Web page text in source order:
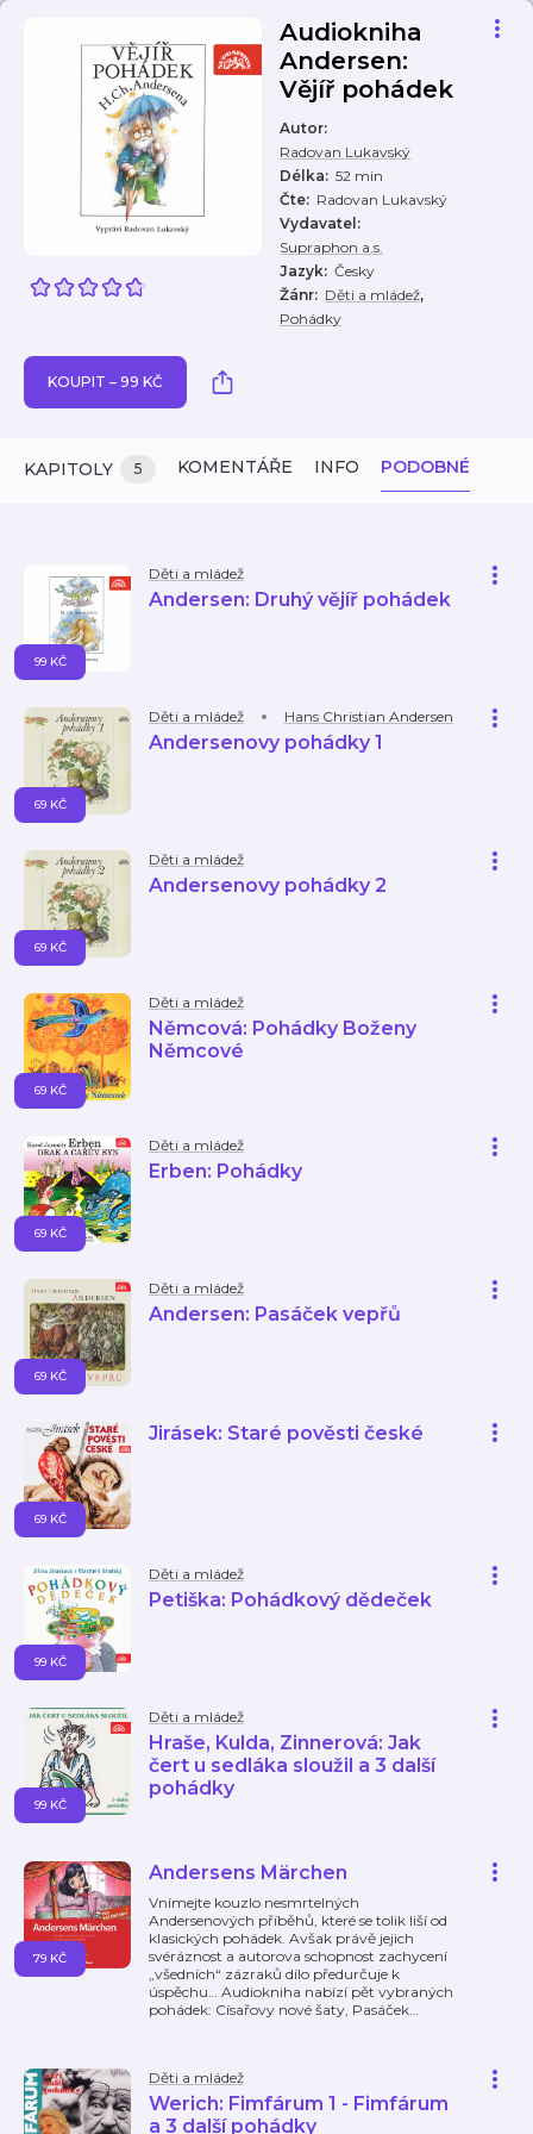
Audiokniha
Andersen:
Vějíř pohádek
Autor:
Radovan Lukavský
Délka: 52 min
Čte: Radovan Lukavský
Vydavatel :
Supraphon a.s.
Jazyk: Česky
Žánr: Děti a mládež,
Pohádky
KOUPIT – 99 KČ
KAPITOLY 5 KOMENTÁŘE INFO PODOBNÉ
Děti a mládež
Andersen: Druhý vějíř pohádek
99 KČ
Děti a mládež Hans Christian Andersen
Andersenovy pohádky 1
69 KČ
Děti a mládež
Andersenovy pohádky 2
69 KČ
Děti a mládež
Němcová: Pohádky Boženy
Němcové
69 KČ
Děti a mládež
Erben: Pohádky
69 KČ
Děti a mládež
Andersen: Pasáček vepřů
69 KČ
Jirásek: Staré pověsti české
69 KČ
Děti a mládež
Petiška: Pohádkový dědeček
99 KČ
Děti a mládež
Hraše, Kulda, Zinnerová: Jak
čert u sedláka sloužil a 3 další
pohádky
99 KČ
Andersens Märchen
Vnímejte kouzlo nesmrtelných
Andersenových příběhů, které se tolik liší od
klasických pohádek. Avšak právě jejich
svéráznost a autorova schopnost zachycení
„všedních“ zázraků dílo předurčuje k
úspěchu… Audiokniha nabízí pět vybraných
pohádek: Císařovy nové šaty, Pasáček…
79 KČ
Děti a mládež
Werich: Fimfárum 1 - Fimfárum
a 3 další pohádky